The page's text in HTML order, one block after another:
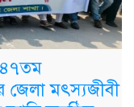
৪৭তম
জেলা মৎস্যজীবী